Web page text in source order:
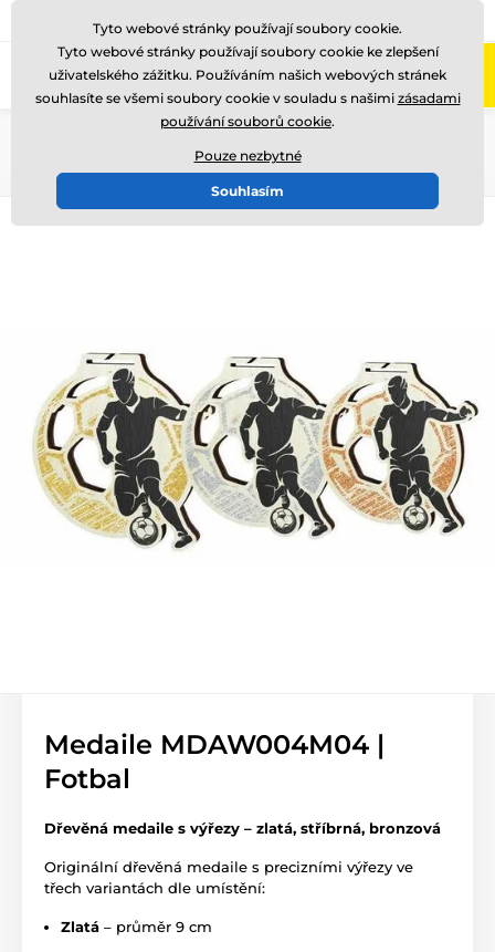
Zavolejte nám (Po-Pá 8-17)
Medaile MDAW004M04 |
Fotbal
Dřevěná medaile s výřezy – zlatá, stříbrná, bronzová
Originální dřevěná medaile s precizními výřezy ve
třech variantách dle umístění:
Zlatá – průměr 9 cm
Tyto webové stránky používají soubory cookie.
Tyto webové stránky používají soubory cookie ke zlepšení
uživatelského zážitku. Používáním našich webových stránek
souhlasíte se všemi soubory cookie v souladu s našimi zásadami
používání souborů cookie.
Pouze nezbytné
Souhlasím